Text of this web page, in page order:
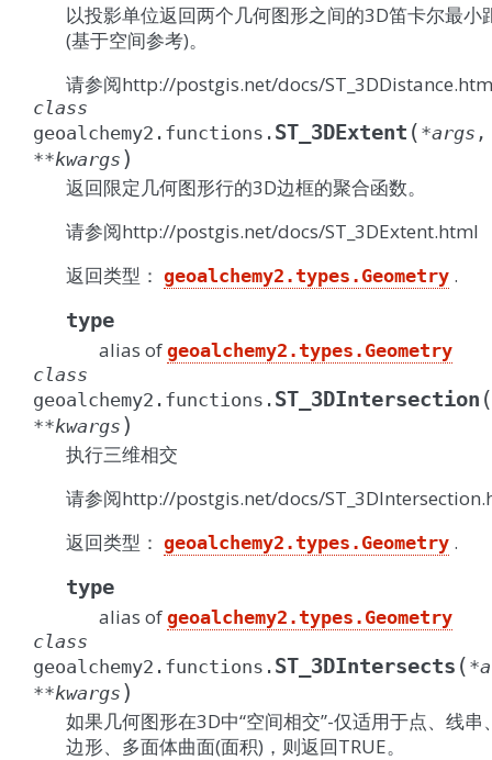
以投影单位返回两个几何图形之间的3D笛卡尔最小
(基于空间参考)。
请参阅http://postgis.net/docs/
class
geoalchemy2.functions. ST_3DExtent ( *args ,
**kwargs )
返回限定几何图形行的3D边框的聚合函数。
请参阅http://postgis.net/docs/ST_3DExtent.html
返回类型： geoalchemy2.types.Geometry .
type
alias of geoalchemy2.types.Geometry
class
geoalchemy2.functions. ST_3DIntersection (
**kwargs )
执行三维相交
请参阅http://postgis.net/docs/
返回类型： geoalchemy2.types.Geometry .
type
alias of geoalchemy2.types.Geometry
class
geoalchemy2.functions. ST_3DIntersects ( *
**kwargs )
如果几何图形在3D中“空间相交”-仅适用于点、线串
边形、多面体曲面(面积)，则返回TRUE。